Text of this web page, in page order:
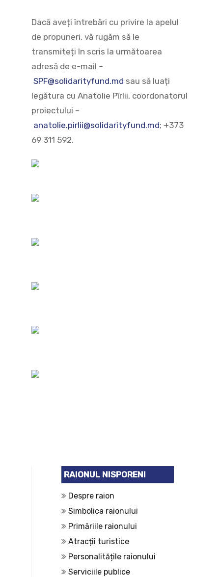
Dacă aveți întrebări cu privire la apelul
de propuneri, vă rugăm să le
transmiteți în scris la următoarea
adresă de e-mail –
SPF@solidarityfund.md sau să luați
legătura cu Anatolie Pîrlii, coordonatorul
proiectului –
anatolie.pirlii@solidarityfund.md; +373
69 311 592.
RAIONUL NISPORENI
Despre raion
Simbolica raionului
Primăriile raionului
Atracții turistice
Personalitățile raionului
Serviciile publice